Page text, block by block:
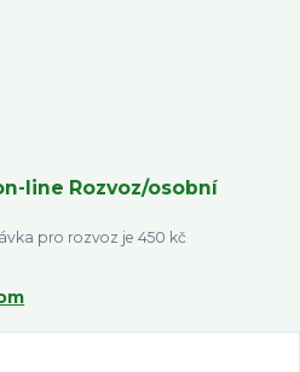
line Rozvoz/osobní
pro rozvoz je 450 kč